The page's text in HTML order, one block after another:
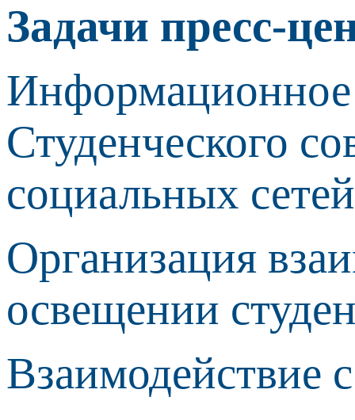
Задачи пресс-
Информационное
Студенческого
социальных
Организация
освещении
Взаимодействие